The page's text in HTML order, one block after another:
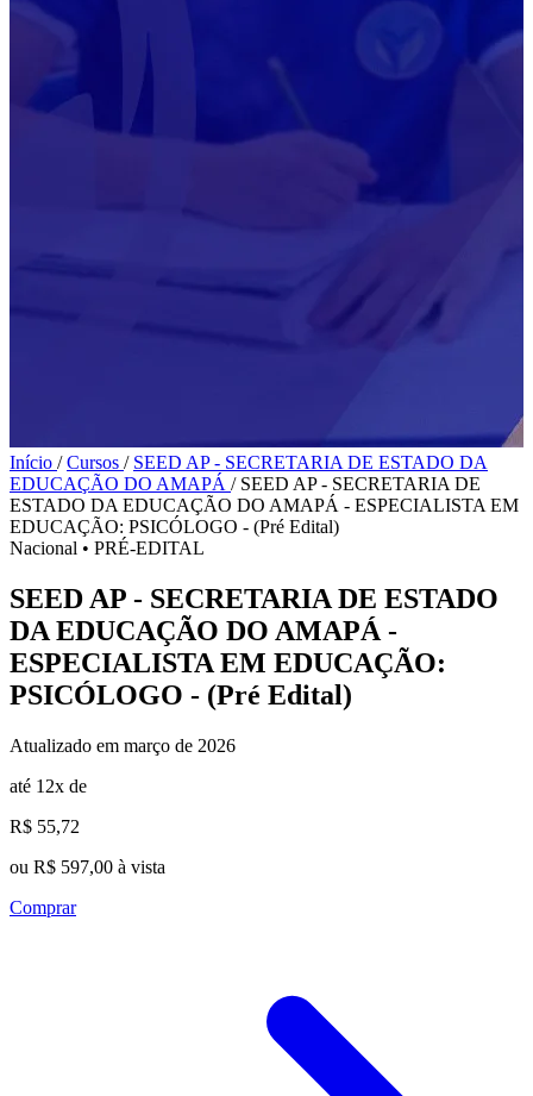
Início / Cursos / SEED AP - SECRETARIA DE ESTADO DA
EDUCAÇÃO DO AMAPÁ / SEED AP - SECRETARIA DE
ESTADO DA EDUCAÇÃO DO AMAPÁ - ESPECIALISTA EM
EDUCAÇÃO: PSICÓLOGO - (Pré Edital)
Nacional • PRÉ-EDITAL
SEED AP - SECRETARIA DE ESTADO
DA EDUCAÇÃO DO AMAPÁ -
ESPECIALISTA EM EDUCAÇÃO:
PSICÓLOGO - (Pré Edital)
Atualizado em março de 2026
até 12x de
R$ 55,72
ou R$ 597,00 à vista
Comprar